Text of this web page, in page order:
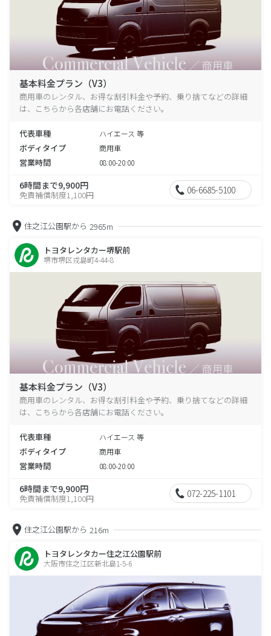
基本料金プラン（V3）
商用車のレンタル、お得な割引料金や予約、乗り捨てなどの詳細
は、こちらから各店舗にお電話ください。
代表車種 ハイエース 等
ボディタイプ 商用車
営業時間 08:00-20:00
6時間まで9,900円
免責補償制度1,100円 06-6685-5100
住之江公園駅から 2965m
トヨタレンタカー堺駅前
堺市堺区戎島町4-44-8
基本料金プラン（V3）
商用車のレンタル、お得な割引料金や予約、乗り捨てなどの詳細
は、こちらから各店舗にお電話ください。
代表車種 ハイエース 等
ボディタイプ 商用車
営業時間 08:00-20:00
6時間まで9,900円
免責補償制度1,100円 072-225-1101
住之江公園駅から 216m
トヨタレンタカー住之江公園駅前
大阪市住之江区新北島1-5-6